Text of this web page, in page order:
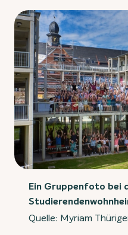
Ein Gruppenfoto bei
Quelle: Myriam